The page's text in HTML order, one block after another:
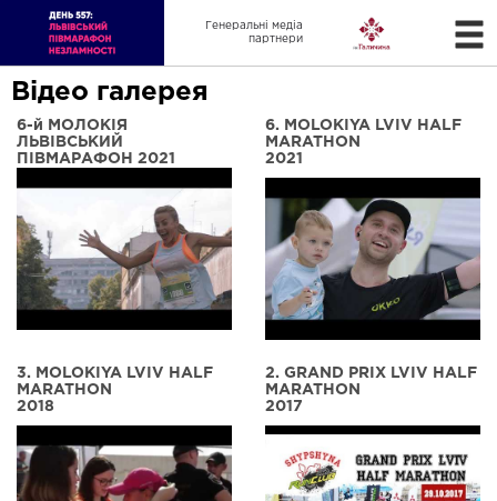
Генеральні медіа
партнери
Відео галерея
6-й МОЛОКІЯ
ЛЬВІВСЬКИЙ
ПІВМАРАФОН 2021
6. MOLOKIYA LVIV HALF
MARATHON
2021
3. MOLOKIYA LVIV HALF
MARATHON
2018
2. GRAND PRIX LVIV HALF
MARATHON
2017